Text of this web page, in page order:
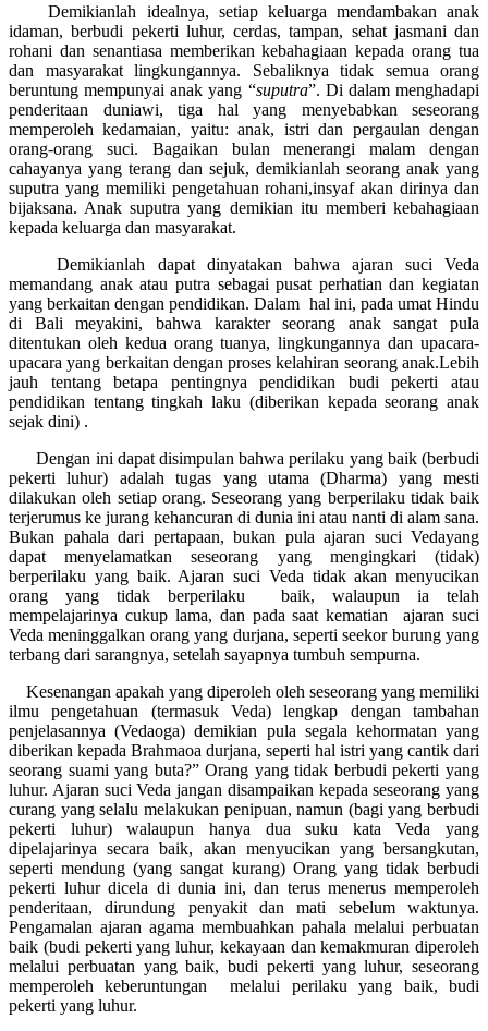
Demikianlah idealnya, setiap keluarga mendambakan anak
idaman, berbudi pekerti luhur, cerdas, tampan, sehat jasmani dan
rohani dan senantiasa memberikan kebahagiaan kepada orang tua
dan masyarakat lingkungannya. Sebaliknya tidak semua orang
beruntung mempunyai anak yang “suputra”. Di dalam menghadapi
penderitaan duniawi, tiga hal yang menyebabkan seseorang
memperoleh kedamaian, yaitu: anak, istri dan pergaulan dengan
orang-orang suci. Bagaikan bulan menerangi malam dengan
cahayanya yang terang dan sejuk, demikianlah seorang anak yang
suputra yang memiliki pengetahuan rohani,insyaf akan dirinya dan
bijaksana. Anak suputra yang demikian itu memberi kebahagiaan
kepada keluarga dan masyarakat.
Demikianlah dapat dinyatakan bahwa ajaran suci Veda
memandang anak atau putra sebagai pusat perhatian dan kegiatan
yang berkaitan dengan pendidikan. Dalam hal ini, pada umat Hindu
di Bali meyakini, bahwa karakter seorang anak sangat pula
ditentukan oleh kedua orang tuanya, lingkungannya dan upacara-
upacara yang berkaitan dengan proses kelahiran seorang anak.Lebih
jauh tentang betapa pentingnya pendidikan budi pekerti atau
pendidikan tentang tingkah laku (diberikan kepada seorang anak
sejak dini) .
Dengan ini dapat disimpulan bahwa perilaku yang baik (berbudi
pekerti luhur) adalah tugas yang utama (Dharma) yang mesti
dilakukan oleh setiap orang. Seseorang yang berperilaku tidak baik
terjerumus ke jurang kehancuran di dunia ini atau nanti di alam sana.
Bukan pahala dari pertapaan, bukan pula ajaran suci Vedayang
dapat menyelamatkan seseorang yang mengingkari (tidak)
berperilaku yang baik. Ajaran suci Veda tidak akan menyucikan
orang yang tidak berperilaku baik, walaupun ia telah
mempelajarinya cukup lama, dan pada saat kematian ajaran suci
Veda meninggalkan orang yang durjana, seperti seekor burung yang
terbang dari sarangnya, setelah sayapnya tumbuh sempurna.
Kesenangan apakah yang diperoleh oleh seseorang yang memiliki
ilmu pengetahuan (termasuk Veda) lengkap dengan tambahan
penjelasannya (Vedaoga) demikian pula segala kehormatan yang
diberikan kepada Brahmaoa durjana, seperti hal istri yang cantik dari
seorang suami yang buta?” Orang yang tidak berbudi pekerti yang
luhur. Ajaran suci Veda jangan disampaikan kepada seseorang yang
curang yang selalu melakukan penipuan, namun (bagi yang berbudi
pekerti luhur) walaupun hanya dua suku kata Veda yang
dipelajarinya secara baik, akan menyucikan yang bersangkutan,
seperti mendung (yang sangat kurang) Orang yang tidak berbudi
pekerti luhur dicela di dunia ini, dan terus menerus memperoleh
penderitaan, dirundung penyakit dan mati sebelum waktunya.
Pengamalan ajaran agama membuahkan pahala melalui perbuatan
baik (budi pekerti yang luhur, kekayaan dan kemakmuran diperoleh
melalui perbuatan yang baik, budi pekerti yang luhur, seseorang
memperoleh keberuntungan melalui perilaku yang baik, budi
pekerti yang luhur.